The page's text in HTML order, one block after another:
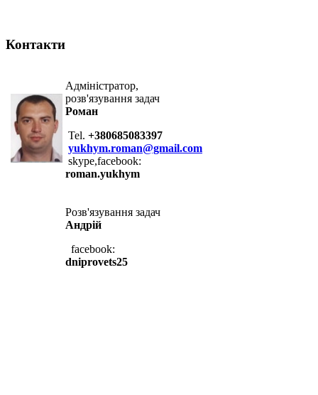
Контакти
Адміністратор,
розв'язування задач
Роман
Tel. +380685083397
yukhym.roman@gmail.com
skype,facebook:
roman.yukhym
Розв'язування задач
Андрій
facebook:
dniprovets25